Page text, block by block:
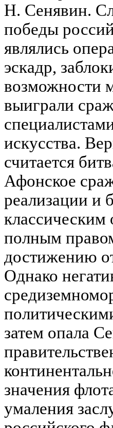
Н. Сенявин.
победы
являлись
эскадр,
возможности
выиграли
искусства.
считается
Афонское
реализации и
полным
достижению
Однако
затем опала
значения
умаления